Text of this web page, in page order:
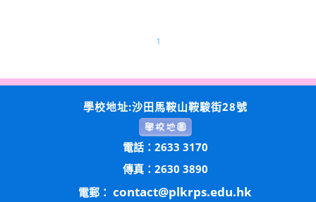
1
學校地址:沙田馬鞍山鞍駿街28號
電話：2633 3170
傳真：2630 3890
電郵： contact@plkrps.edu.hk